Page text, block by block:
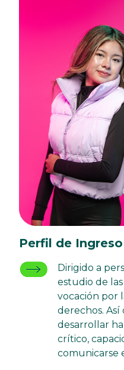
Perfil de Ingreso
Dirigido a
estudio de
vocación por
derechos.
desarrollar
crítico,
comunicarse